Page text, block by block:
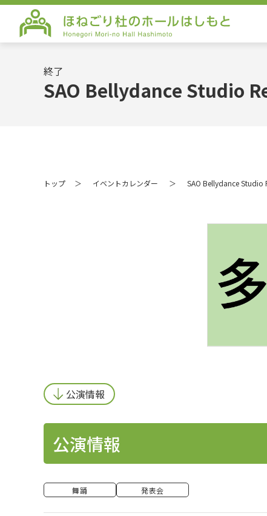
ほねごり杜のホールはしも
終了
SAO Bellydance Studio
トップ イベントカレンダー SAO Bellydance Studio
公演情報
公演情報
舞踊 発表会